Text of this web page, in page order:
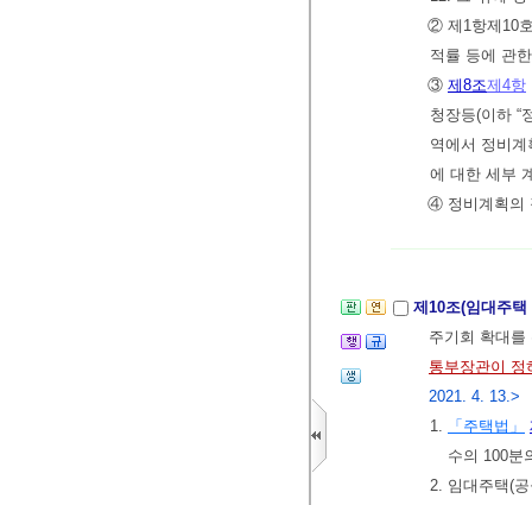
② 제1항제10
적률 등에 관
③ 제8조제4항
청장등(이하 “
역에서 정비
에 대한 세부
④ 정비계획의
제10조(임대주
주기회 확대
통부장관이 정
2021. 4. 13.>
1.
「주택법」
수의 100분
2. 임대주택(